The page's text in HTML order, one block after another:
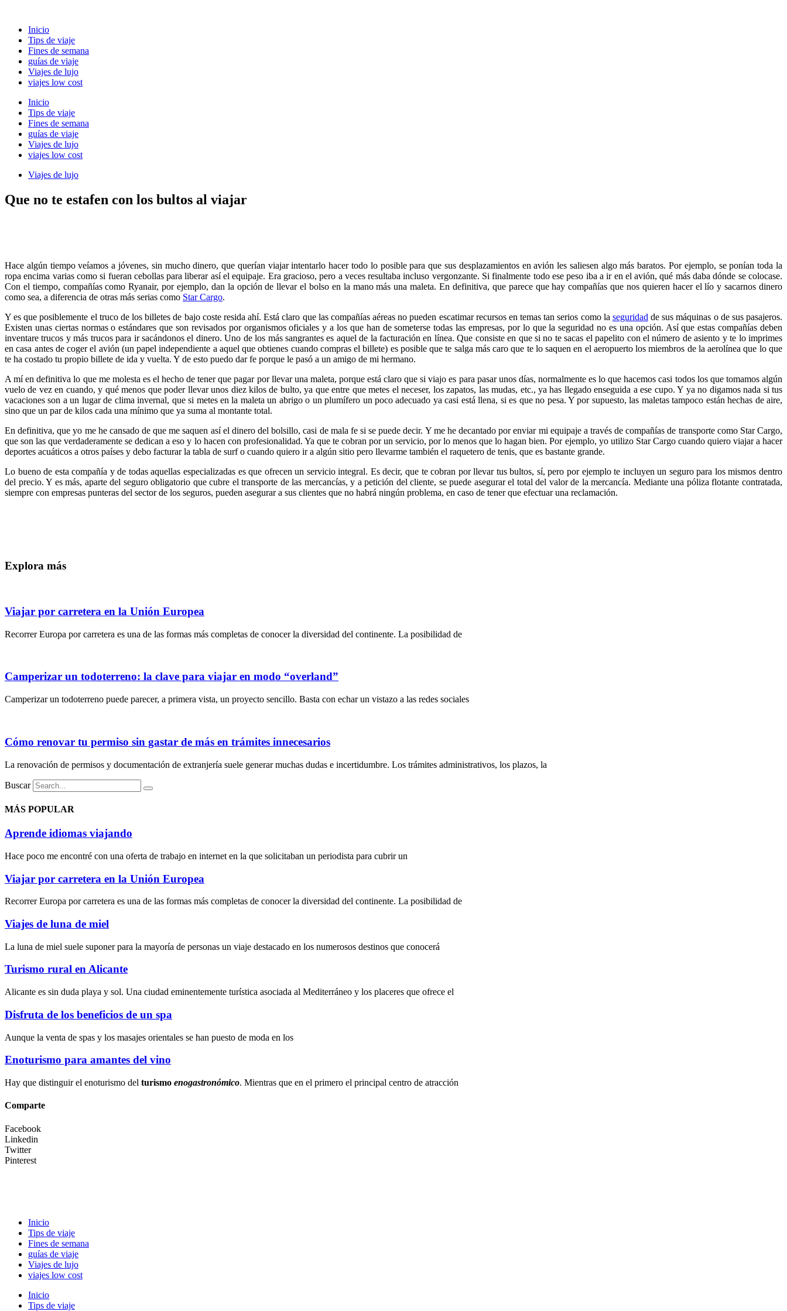
contenido
Inicio
Tips de viaje
Fines de semana
guías de viaje
Viajes de lujo
viajes low cost
Inicio
Tips de viaje
Fines de semana
guías de viaje
Viajes de lujo
viajes low cost
Viajes de lujo
Que no te estafen con los bultos al viajar
Hace algún tiempo veíamos a jóvenes, sin mucho dinero, que querían viajar intentarlo hacer todo lo posible para que sus desplazamientos en avión les saliesen algo más baratos. Por ejemplo, se ponían toda la
ropa encima varias como si fueran cebollas para liberar así el equipaje. Era gracioso, pero a veces resultaba incluso vergonzante. Si finalmente todo ese peso iba a ir en el avión, qué más daba dónde se colocase.
Con el tiempo, compañías como Ryanair, por ejemplo, dan la opción de llevar el bolso en la mano más una maleta. En definitiva, que parece que hay compañías que nos quieren hacer el lío y sacarnos dinero
como sea, a diferencia de otras más serias como Star Cargo.
Y es que posiblemente el truco de los billetes de bajo coste resida ahí. Está claro que las compañías aéreas no pueden escatimar recursos en temas tan serios como la seguridad de sus máquinas o de sus pasajeros.
Existen unas ciertas normas o estándares que son revisados por organismos oficiales y a los que han de someterse todas las empresas, por lo que la seguridad no es una opción. Así que estas compañías deben
inventare trucos y más trucos para ir sacándonos el dinero. Uno de los más sangrantes es aquel de la facturación en línea. Que consiste en que si no te sacas el papelito con el número de asiento y te lo imprimes
en casa antes de coger el avión (un papel independiente a aquel que obtienes cuando compras el billete) es posible que te salga más caro que te lo saquen en el aeropuerto los miembros de la aerolínea que lo que
te ha costado tu propio billete de ida y vuelta. Y de esto puedo dar fe porque le pasó a un amigo de mi hermano.
A mí en definitiva lo que me molesta es el hecho de tener que pagar por llevar una maleta, porque está claro que si viajo es para pasar unos días, normalmente es lo que hacemos casi todos los que tomamos algún
vuelo de vez en cuando, y qué menos que poder llevar unos diez kilos de bulto, ya que entre que metes el neceser, los zapatos, las mudas, etc., ya has llegado enseguida a ese cupo. Y ya no digamos nada si tus
vacaciones son a un lugar de clima invernal, que si metes en la maleta un abrigo o un plumífero un poco adecuado ya casi está llena, si es que no pesa. Y por supuesto, las maletas tampoco están hechas de aire,
sino que un par de kilos cada una mínimo que ya suma al montante total.
En definitiva, que yo me he cansado de que me saquen así el dinero del bolsillo, casi de mala fe si se puede decir. Y me he decantado por enviar mi equipaje a través de compañías de transporte como Star Cargo,
que son las que verdaderamente se dedican a eso y lo hacen con profesionalidad. Ya que te cobran por un servicio, por lo menos que lo hagan bien. Por ejemplo, yo utilizo Star Cargo cuando quiero viajar a hacer
deportes acuáticos a otros países y debo facturar la tabla de surf o cuando quiero ir a algún sitio pero llevarme también el raquetero de tenis, que es bastante grande.
Lo bueno de esta compañía y de todas aquellas especializadas es que ofrecen un servicio integral. Es decir, que te cobran por llevar tus bultos, sí, pero por ejemplo te incluyen un seguro para los mismos dentro
del precio. Y es más, aparte del seguro obligatorio que cubre el transporte de las mercancías, y a petición del cliente, se puede asegurar el total del valor de la mercancía. Mediante una póliza flotante contratada,
siempre con empresas punteras del sector de los seguros, pueden asegurar a sus clientes que no habrá ningún problema, en caso de tener que efectuar una reclamación.
Explora más
Viajar por carretera en la Unión Europea
Recorrer Europa por carretera es una de las formas más completas de conocer la diversidad del continente. La posibilidad de
Camperizar un todoterreno: la clave para viajar en modo “overland”
Camperizar un todoterreno puede parecer, a primera vista, un proyecto sencillo. Basta con echar un vistazo a las redes sociales
Cómo renovar tu permiso sin gastar de más en trámites innecesarios
La renovación de permisos y documentación de extranjería suele generar muchas dudas e incertidumbre. Los trámites administrativos, los plazos, la
Buscar
MÁS POPULAR
Aprende idiomas viajando
Hace poco me encontré con una oferta de trabajo en internet en la que solicitaban un periodista para cubrir un
Viajar por carretera en la Unión Europea
Recorrer Europa por carretera es una de las formas más completas de conocer la diversidad del continente. La posibilidad de
Viajes de luna de miel
La luna de miel suele suponer para la mayoría de personas un viaje destacado en los numerosos destinos que conocerá
Turismo rural en Alicante
Alicante es sin duda playa y sol. Una ciudad eminentemente turística asociada al Mediterráneo y los placeres que ofrece el
Disfruta de los beneficios de un spa
Aunque la venta de spas y los masajes orientales se han puesto de moda en los
Enoturismo para amantes del vino
Hay que distinguir el enoturismo del turismo enogastronómico. Mientras que en el primero el principal centro de atracción
Comparte
Facebook
Linkedin
Twitter
Pinterest
Inicio
Tips de viaje
Fines de semana
guías de viaje
Viajes de lujo
viajes low cost
Inicio
Tips de viaje